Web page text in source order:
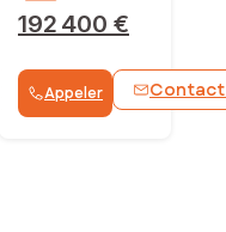
WhatsApp
192 400 €
Appeler